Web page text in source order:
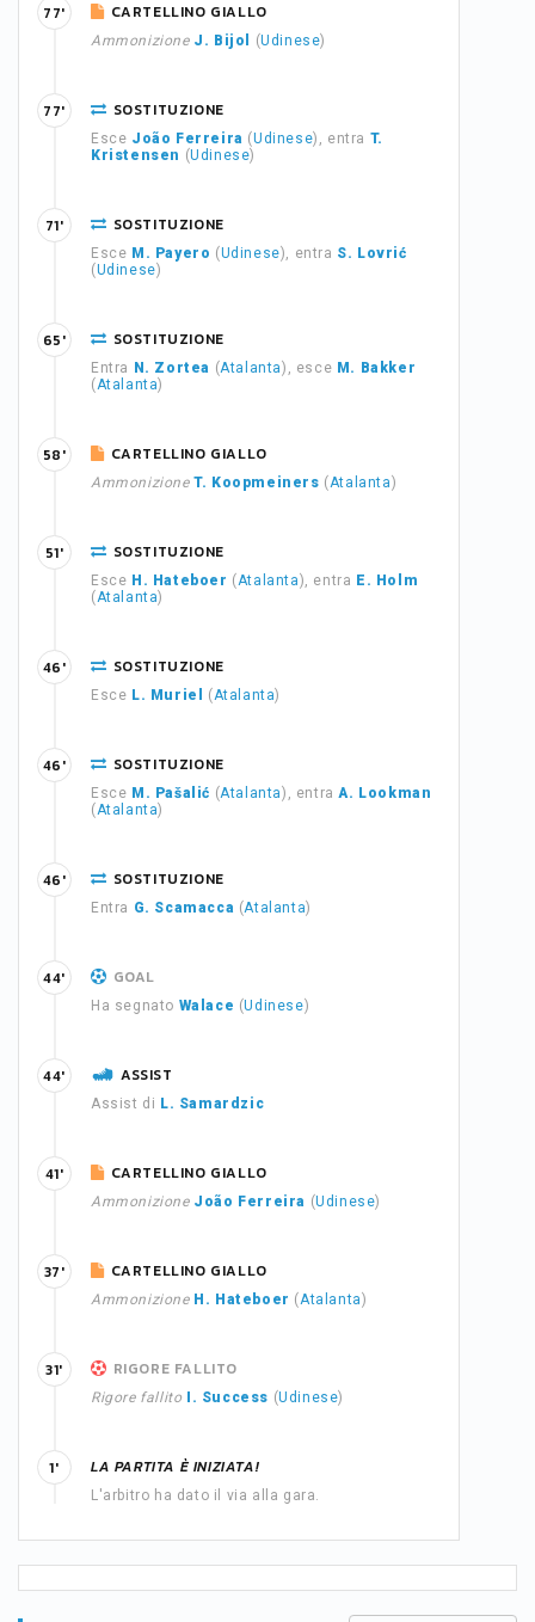
CARTELLINO GIALLO
Ammonizione J. Bijol (Udinese)
77'
SOSTITUZIONE
Esce João Ferreira (Udinese), entra T.
Kristensen (Udinese)
77'
SOSTITUZIONE
Esce M. Payero (Udinese), entra S. Lovrić
(Udinese)
71'
SOSTITUZIONE
Entra N. Zortea (Atalanta), esce M. Bakker
(Atalanta)
65'
CARTELLINO GIALLO
Ammonizione T. Koopmeiners (Atalanta)
58'
SOSTITUZIONE
Esce H. Hateboer (Atalanta), entra E. Holm
(Atalanta)
51'
SOSTITUZIONE
Esce L. Muriel (Atalanta)
46'
SOSTITUZIONE
Esce M. Pašalić (Atalanta), entraA. Lookman
(Atalanta)
46'
SOSTITUZIONE
Entra G. Scamacca (Atalanta)
46'
GOAL
Ha segnato Walace (Udinese)
44'
ASSIST
Assist di L. Samardzic
44'
CARTELLINO GIALLO
Ammonizione João Ferreira (Udinese)
41'
CARTELLINO GIALLO
Ammonizione H. Hateboer (Atalanta)
37'
RIGORE FALLITO
Rigore fallito I. Success (Udinese)
31'
LA PARTITA È INIZIATA!
L'arbitro ha dato il via alla gara.
1'